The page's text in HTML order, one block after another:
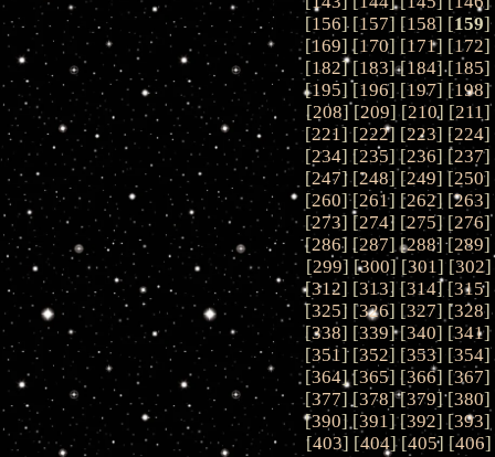
[156] [157] [158] [159]
[169] [170] [171] [172]
[182] [183] [184] [185]
[195] [196] [197] [198]
[208] [209] [210] [211]
[221] [222] [223] [224]
[234] [235] [236] [237]
[247] [248] [249] [250]
[260] [261] [262] [263]
[273] [274] [275] [276]
[286] [287] [288] [289]
[299] [300] [301] [302]
[312] [313] [314] [315]
[325] [326] [327] [328]
[338] [339] [340] [341]
[351] [352] [353] [354]
[364] [365] [366] [367]
[377] [378] [379] [380]
[390] [391] [392] [393]
[403] [404] [405] [406]